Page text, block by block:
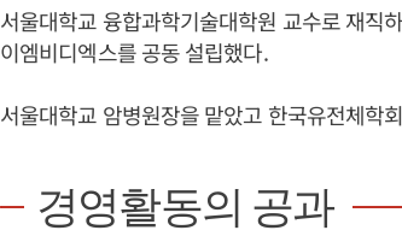
서울대학교 융합과학기술대학원 교수로 재직
이엠비디엑스를 공동 설립했다.
서울대학교 암병원장을 맡았고 한국유전체학
경영활동의 공과